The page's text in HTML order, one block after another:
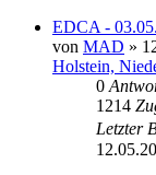
EDCA -
von MAD »
Holstein,
0
1214
Letzter